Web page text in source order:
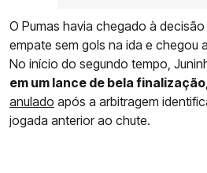
O Pumas havia chegado à
empate sem gols na ida e chegou
No início do segundo tempo,
em um lance de bela finalização
anulado após a arbitragem
jogada anterior ao chute.